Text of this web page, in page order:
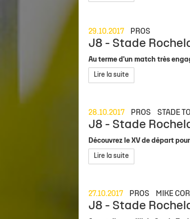
Match en direct
Classement Top 14
Classement Investec Champions Cup
MACIF Parc
Carrière
Contact
29.10.2017 PROS
J8 - Stade
Au terme d'un match très
Lire la suite
28.10.2017 PROS STADE
J8 - Stade
Découvrez le XV de départ
Lire la suite
27.10.2017 PROS MIKE
J8 - Stade